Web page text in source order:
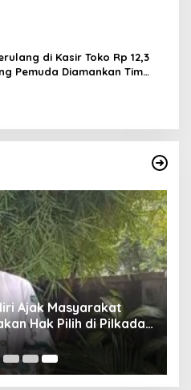
di Kasir Toko Rp 12,3
Pemuda Diamankan Tim
Lenteng Sumenep
Ajak Masyarakat
Hak Pilih di Pilkada